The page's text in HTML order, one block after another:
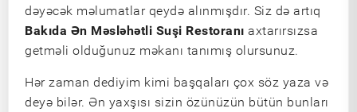
dəyəcək məlumatlar qeydə alınmışdır. Siz də artıq
Bakıda Ən Məsləhətli Suşi Restoranı axtarırsızsa
getməli olduğunuz məkanı tanımış olursunuz.
Hər zaman dediyim kimi başqaları çox söz yaza və
deyə bilər. Ən yaxşısı sizin özünüzün bütün bunları